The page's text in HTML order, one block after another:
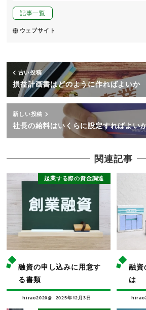
記事一覧
ウェブサイト
古い投稿
損益計画書はどのように作ればよいか
新しい投稿
社長の給料はいくらに設定すればよい
関連記事
起業する際の資金調達
融資の申し込みに用意す
る書類
hirao2020@ 2025年12月3日
融資
は